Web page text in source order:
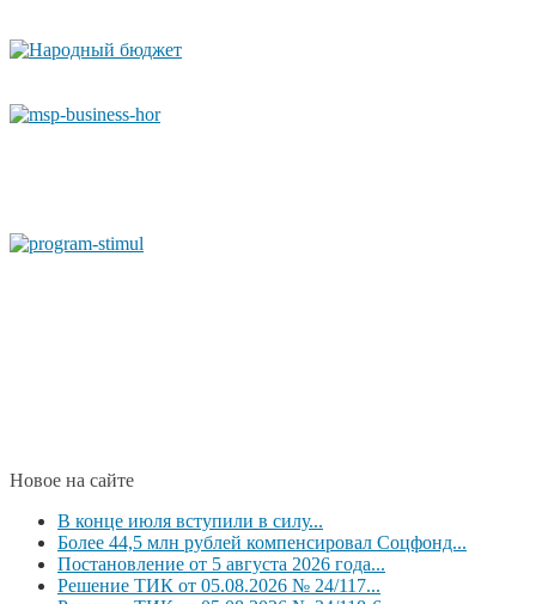
Новое на сайте
В конце июля вступили в силу...
Более 44,5 млн рублей компенсировал Соцфонд...
Постановление от 5 августа 2026 года...
Решение ТИК от 05.08.2026 № 24/117...